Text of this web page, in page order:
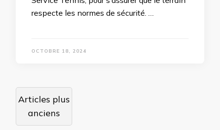
respecte les normes de sécurité. …
OCTOBRE 18, 2024
Navigation
des
articles
Articles plus
anciens